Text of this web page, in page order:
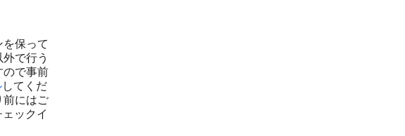
保って
で行う
で事前
してくだ
にはご
ックイ